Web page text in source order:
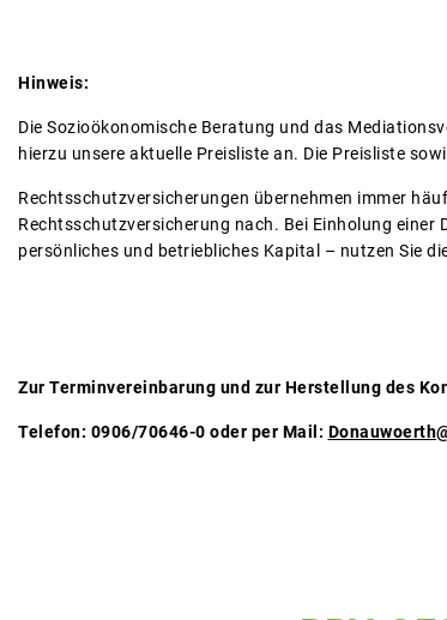
Hinweis:
Die Sozioökonomische Beratung und das
hierzu unsere aktuelle Preisliste an. Die Preisliste
Rechtsschutzversicherungen übernehmen immer
Rechtsschutzversicherung nach. Bei Einholung einer
persönliches und betriebliches Kapital – nutzen Sie
Zur Terminvereinbarung und zur Herstellung des
Telefon: 0906/70646-0 oder per Mail: